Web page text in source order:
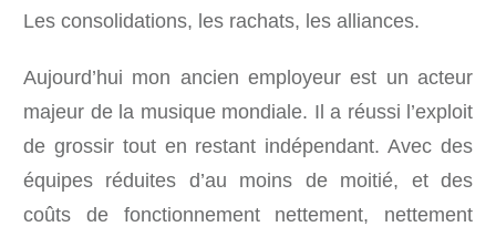
Les consolidations, les rachats, les alliances.
Aujourd’hui mon ancien employeur est un acteur
majeur de la musique mondiale. Il a réussi l’exploit
de grossir tout en restant indépendant. Avec des
équipes réduites d’au moins de moitié, et des
coûts de fonctionnement nettement, nettement